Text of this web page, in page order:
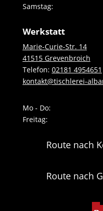
Samstag:
Werkstatt
Marie-Curie-Str. 14
41515 Grevenbroich
Telefon: 02181 4954651
kontakt@tischlerei-
Mo - Do:
Freitag:
Route nach
Route nach